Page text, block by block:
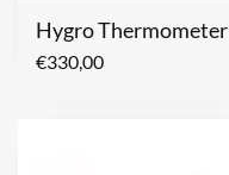
Hygro Thermometer
€330,00